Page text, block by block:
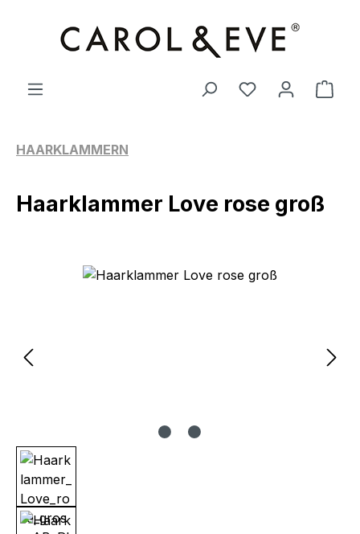
HAARKLAMMERN
Haarklammer Love rose groß
Bildergalerie überspringen